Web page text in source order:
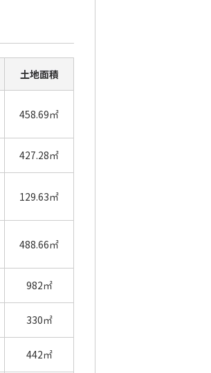
土地面積
458.69㎡
427.28㎡
129.63㎡
488.66㎡
982㎡
330㎡
442㎡